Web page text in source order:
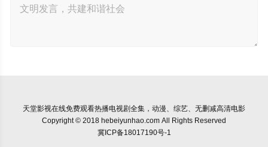
天堂影视在线免费观看热播电视剧全集，动漫、综艺、无删减高清电影
Copyright © 2018 hebeiyunhao.com All Rights Reserved
冀ICP备18017190号-1